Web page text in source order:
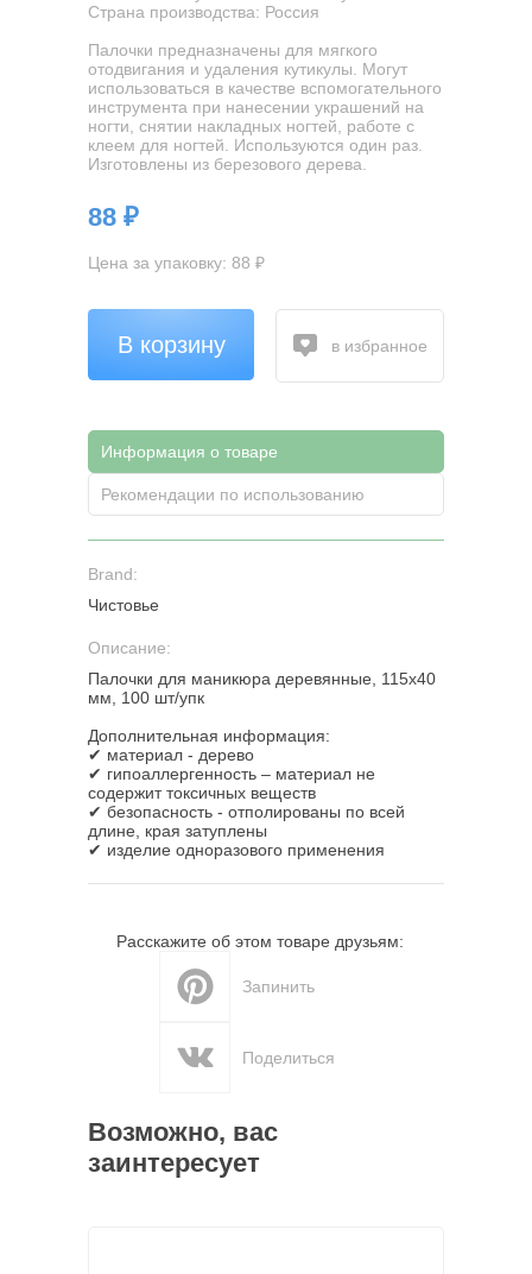
Страна производства: Россия
Палочки предназначены для мягкого
отодвигания и удаления кутикулы. Могут
использоваться в качестве вспомогательного
инструмента при нанесении украшений на
ногти, снятии накладных ногтей, работе с
клеем для ногтей. Используются один раз.
Изготовлены из березового дерева.
88 ₽
Цена за упаковку: 88 ₽
В корзину в избранное
Информация о товаре
Рекомендации по использованию
Brand:
Чистовье
Описание:
Палочки для маникюра деревянные, 115х40
мм, 100 шт/упк
Дополнительная информация:
✔ материал - дерево
✔ гипоаллергенность – материал не
содержит токсичных веществ
✔ безопасность - отполированы по всей
длине, края затуплены
✔ изделие одноразового применения
Расскажите об этом товаре друзьям:
Запинить
Поделиться
Возможно, вас
заинтересует